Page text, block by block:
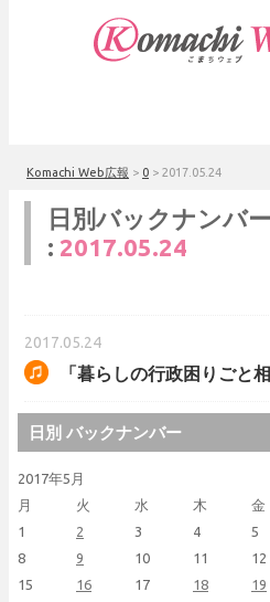
Komachi Web広報 > 0 > 2017.05.24
日別バックナンバー
: 2017.05.24
2017.05.24
「暮らしの行政困りごと
日別 バックナンバー
2017年5月
月
火 水 木 金
1 2 3 4 5
8
9 10 11 12
15
16 17 18 19